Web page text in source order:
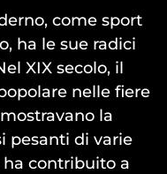
come sport
ha le sue radici
XIX secolo, il
nelle fiere
la
pesanti di varie
contribuito a